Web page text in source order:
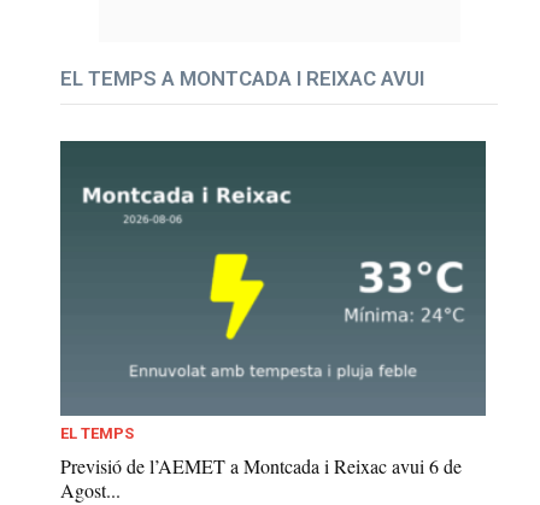
EL TEMPS A MONTCADA I REIXAC AVUI
EL TEMPS
Previsió de l’AEMET a Montcada i Reixac avui 6 de
Agost...